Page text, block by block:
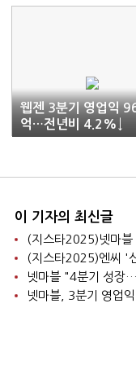
웹젠 3분기 영업익
억…전년비 4.2%↓
이 기자의 최신글
(지스타2025)넷마
(지스타2025)엔씨 '
넷마블 "4분기 성장
넷마블, 3분기 영업